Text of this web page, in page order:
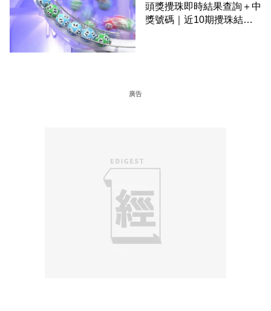
頭獎攪珠即時結果查詢＋中
獎號碼｜近10期攪珠結果
廣告